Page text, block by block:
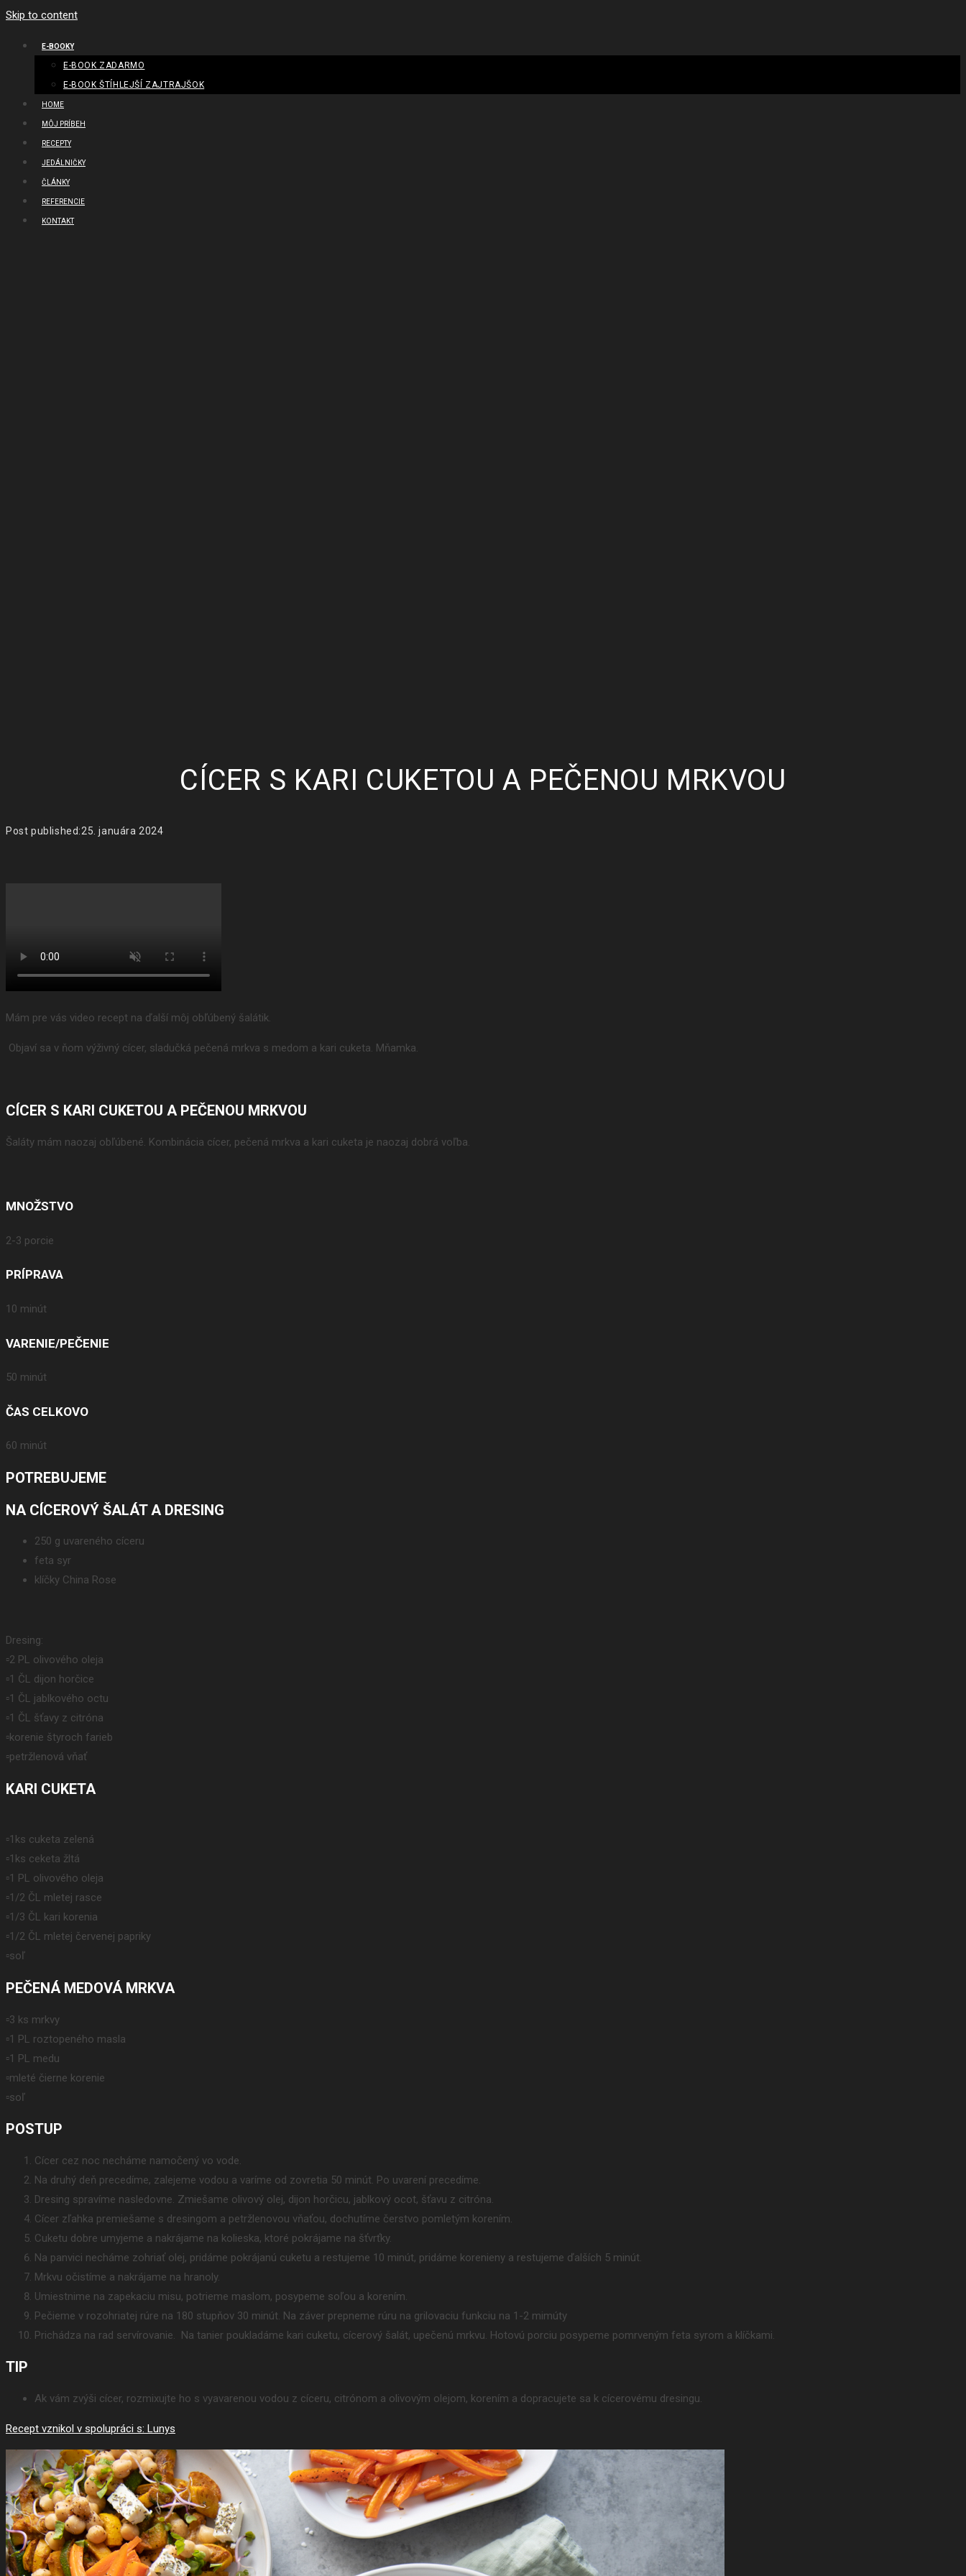
Skip to content
E-BOOKY
E-BOOK ZADARMO
E-BOOK ŠTÍHLEJŠÍ ZAJTRAJŠOK
HOME
MÔJ PRÍBEH
RECEPTY
JEDÁLNIČKY
ČLÁNKY
REFERENCIE
KONTAKT
CÍCER S KARI CUKETOU A PEČENOU MRKVOU
Post published:25. januára 2024
Mám pre vás video recept na ďalší môj obľúbený šalátik.
Objaví sa v ňom výživný cícer, sladučká pečená mrkva s medom a kari cuketa. Mňamka.
CÍCER S KARI CUKETOU A PEČENOU MRKVOU
Šaláty mám naozaj obľúbené. Kombinácia cícer, pečená mrkva a kari cuketa je naozaj dobrá voľba.
MNOŽSTVO
2-3 porcie
PRÍPRAVA
10 minút
VARENIE/PEČENIE
50 minút
ČAS CELKOVO
60 minút
POTREBUJEME
NA CÍCEROVÝ ŠALÁT A DRESING
250 g uvareného cíceru
feta syr
klíčky China Rose
Dresing:
▫️2 PL olivového oleja
▫️1 ČL dijon horčice
▫️1 ČL jablkového octu
▫️1 ČL šťavy z citróna
▫️korenie štyroch farieb
▫️petržlenová vňať
KARI CUKETA
▫️1ks cuketa zelená
▫️1ks ceketa žltá
▫️1 PL olivového oleja
▫️1/2 ČL mletej rasce
▫️1/3 ČL kari korenia
▫️1/2 ČL mletej červenej papriky
▫️soľ
PEČENÁ MEDOVÁ MRKVA
▫️3 ks mrkvy
▫️1 PL roztopeného masla
▫️1 PL medu
▫️mleté čierne korenie
▫️soľ
POSTUP
Cícer cez noc necháme namočený vo vode.
Na druhý deň precedíme, zalejeme vodou a varíme od zovretia 50 minút. Po uvarení precedíme.
Dresing spravíme nasledovne. Zmiešame olivový olej, dijon horčicu, jablkový ocot, šťavu z citróna.
Cícer zľahka premiešame s dresingom a petržlenovou vňaťou, dochutíme čerstvo pomletým korením.
Cuketu dobre umyjeme a nakrájame na kolieska, ktoré pokrájame na šťvrťky.
Na panvici necháme zohriať olej, pridáme pokrájanú cuketu a restujeme 10 minút, pridáme korenieny a restujeme ďalších 5 minút.
Mrkvu očistíme a nakrájame na hranoly.
Umiestnime na zapekaciu misu, potrieme maslom, posypeme soľou a korením.
Pečieme v rozohriatej rúre na 180 stupňov 30 minút. Na záver prepneme rúru na grilovaciu funkciu na 1-2 mimúty
Prichádza na rad servírovanie. Na tanier poukladáme kari cuketu, cícerový šalát, upečenú mrkvu. Hotovú porciu posypeme pomrveným feta syrom a klíčkami.
TIP
Ak vám zvýši cícer, rozmixujte ho s vyavarenou vodou z cíceru, citrónom a olivovým olejom, korením a dopracujete sa k cícerovému dresingu.
Recept vznikol v spolupráci s: Lunys